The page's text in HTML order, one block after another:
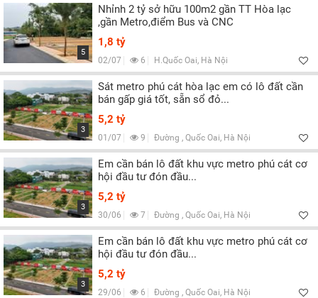
5
Nhỉnh 2 tỷ sở hữu 100m2 gần TT Hòa lạc
,gần Metro,điểm Bus và CNC
1,8 tỷ
02/07 6 H.Quốc Oai, Hà Nội
3
Sát metro phú cát hòa lạc em có lô đất cần
bán gấp giá tốt, sẵn sổ đỏ...
5,2 tỷ
01/07 9 Đường , Quốc Oai, Hà Nội
3
Em cần bán lô đất khu vực metro phú cát cơ
hội đầu tư đón đầu...
5,2 tỷ
30/06 7 Đường , Quốc Oai, Hà Nội
3
Em cần bán lô đất khu vực metro phú cát cơ
hội đầu tư đón đầu...
5,2 tỷ
29/06 6 Đường , Quốc Oai, Hà Nội